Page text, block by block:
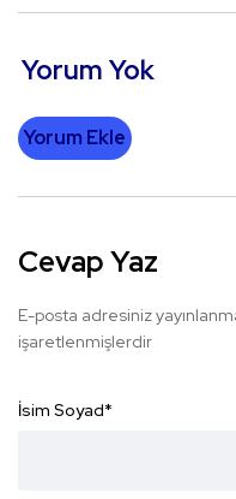
Yorum Yok
Yorum Ekle
Cevap Yaz
E-posta adresiniz
işaretlenmişlerdir
İsim Soyad*